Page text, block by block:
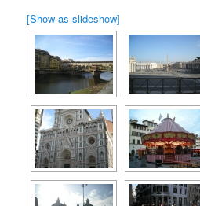
[Show as slideshow]